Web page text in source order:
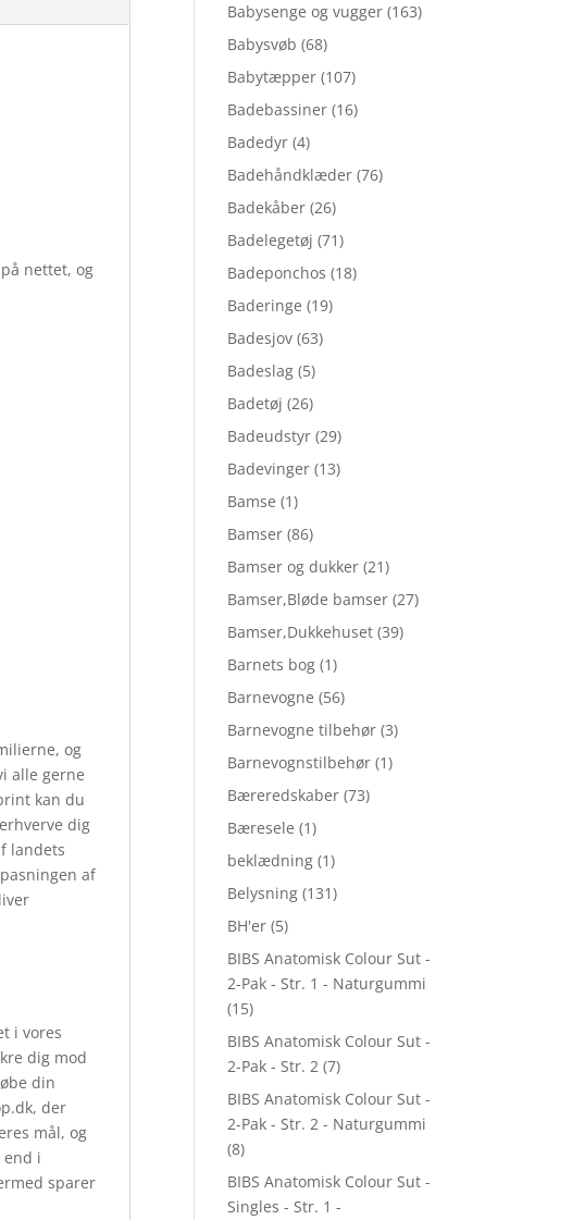
nettet, og
og
alle gerne
kan du
dig
landets
af
i vores
dig mod
din
der
mål, og
end i
sparer
Babysenge og vugger (163)
Babysvøb (68)
Babytæpper (107)
Badebassiner (16)
Badedyr (4)
Badehåndklæder (76)
Badekåber (26)
Badelegetøj (71)
Badeponchos (18)
Baderinge (19)
Badesjov (63)
Badeslag (5)
Badetøj (26)
Badeudstyr (29)
Badevinger (13)
Bamse (1)
Bamser (86)
Bamser og dukker (21)
Bamser,Bløde bamser (27)
Bamser,Dukkehuset (39)
Barnets bog (1)
Barnevogne (56)
Barnevogne tilbehør (3)
Barnevognstilbehør (1)
Bæreredskaber (73)
Bæresele (1)
beklædning (1)
Belysning (131)
BH'er (5)
BIBS Anatomisk Colour Sut -
2-Pak - Str. 1 - Naturgummi
(15)
BIBS Anatomisk Colour Sut -
2-Pak - Str. 2 (7)
BIBS Anatomisk Colour Sut -
2-Pak - Str. 2 - Naturgummi
(8)
BIBS Anatomisk Colour Sut -
Singles - Str. 1 -